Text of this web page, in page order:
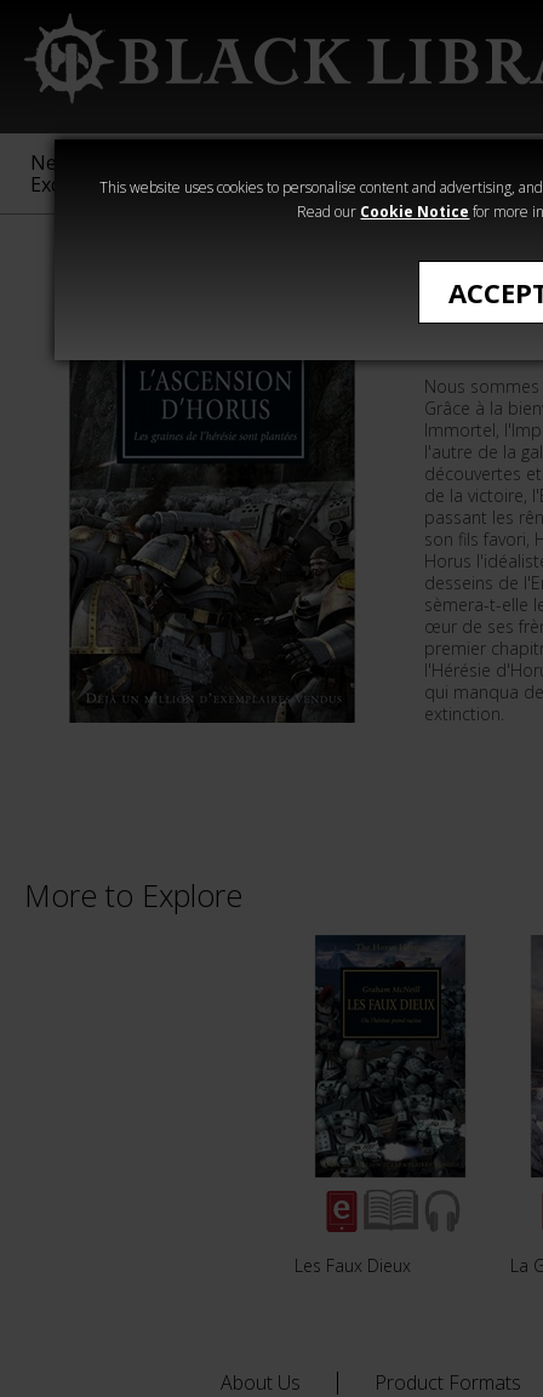
This website uses cookies to personalise content and advertising,
Read our Cookie Notice for more
New &
Exclusive
Sigmar
40,000
Heresy
Nous
Grâce à la
Immortel,
l'autre de la
découvertes
de la victoire,
passant les
son fils favori,
Horus
desseins de
sèmera-t-elle
œur de ses
premier
l'Hérésie
qui manqua
extinction.
More to Explore
Les Faux Dieux La
About Us Product Formats